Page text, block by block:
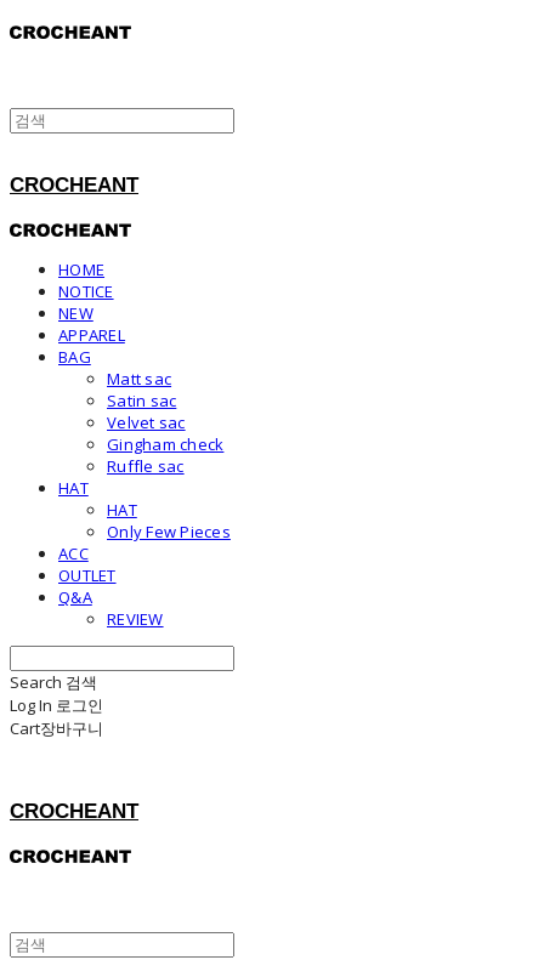
CROCHEANT
HOME
NOTICE
NEW
APPAREL
BAG
Matt sac
Satin sac
Velvet sac
Gingham check
Ruffle sac
HAT
HAT
Only Few Pieces
ACC
OUTLET
Q&A
REVIEW
Search 검색
Log In 로그인
Cart장바구니
CROCHEANT